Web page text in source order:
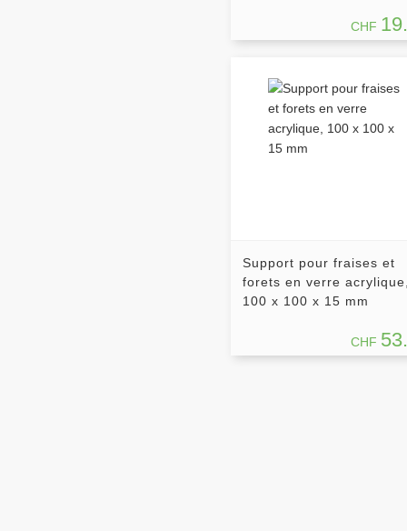
CHF
Support pour fraises et
forets en verre
100 x 100 x 15 mm
CHF